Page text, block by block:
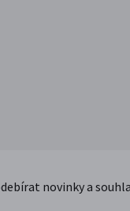
novinky a